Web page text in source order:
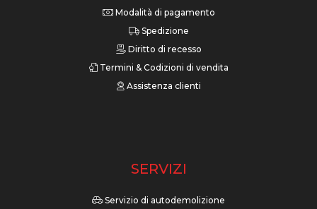
Modalità di pagamento
Spedizione
Diritto di recesso
Termini & Codizioni di vendita
Assistenza clienti
SERVIZI
Servizio di autodemolizione